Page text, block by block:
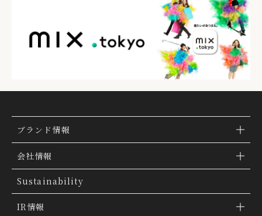
ブランド情報
ブランド検索
ブランドトピックス
「ファッションの力を信じよう」
THE MOVIE
会社情報
TSI トピックス
会社概要
Sustainability
IR情報